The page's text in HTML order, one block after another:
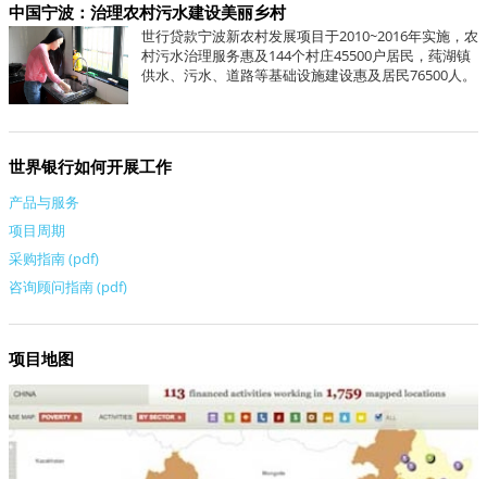
中国宁波：治理农村污水建设美丽乡村
世行贷款宁波新农村发展项目于2010~2016年实施，农
村污水治理服务惠及144个村庄45500户居民，莼湖镇
供水、污水、道路等基础设施建设惠及居民76500人。
世界银行如何开展工作
产品与服务
项目周期
采购指南 (pdf)
咨询顾问指南 (pdf)
项目地图